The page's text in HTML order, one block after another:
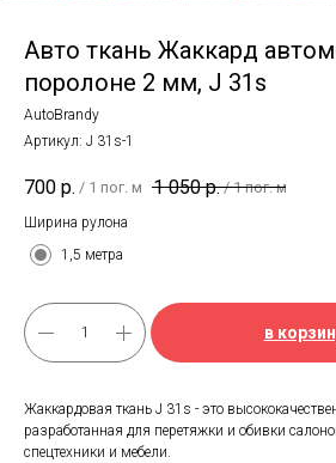
Авто ткань Жаккард
поролоне 2 мм, J 31s
AutoBrandy
Артикул: J 31s-1
700 р. / 1 пог. м 1 050 р. / 1 пог. м
Ширина рулона
1,5 метра
в
Жаккардовая ткань J 31s - это
разработанная для перетяжки и обивки
спецтехники и мебели.